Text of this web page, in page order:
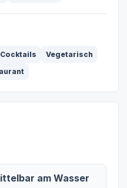
Cocktails
Vegetarisch
am Wasser